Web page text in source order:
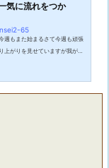
気に流れをつか
65
週もまた始まるさて今週も頑張
上がりを見せていますが我が国
出てくるのでしょうか？フラ